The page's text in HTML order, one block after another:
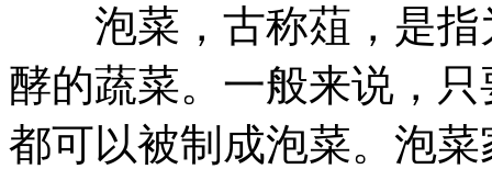
泡菜，古称葅，是指
酵的蔬菜。一般来说，
都可以被制成泡菜。泡